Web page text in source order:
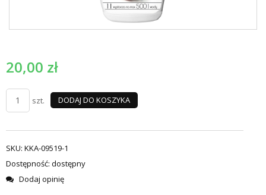
20,00 zł
szt. DODAJ DO KOSZYKA
SKU: KKA-09519-1
Dostępność: dostępny
Dodaj opinię